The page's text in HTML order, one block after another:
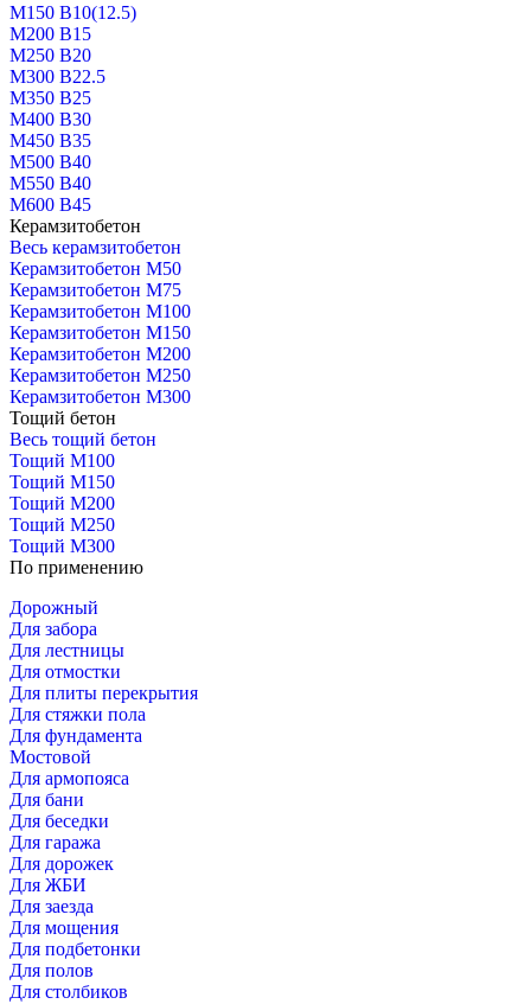
М150 В10(12.5)
М200 В15
М250 В20
М300 В22.5
М350 В25
М400 В30
М450 В35
М500 В40
М550 В40
М600 В45
Керамзитобетон
Весь керамзитобетон
Керамзитобетон М50
Керамзитобетон М75
Керамзитобетон М100
Керамзитобетон М150
Керамзитобетон М200
Керамзитобетон М250
Керамзитобетон М300
Тощий бетон
Весь тощий бетон
Тощий М100
Тощий М150
Тощий М200
Тощий М250
Тощий М300
По применению
Дорожный
Для забора
Для лестницы
Для отмостки
Для плиты перекрытия
Для стяжки пола
Для фундамента
Мостовой
Для армопояса
Для бани
Для беседки
Для гаража
Для дорожек
Для ЖБИ
Для заезда
Для мощения
Для подбетонки
Для полов
Для столбиков